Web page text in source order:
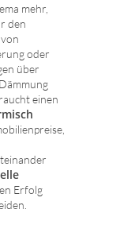
mehr,
den
oder
über
einen
Erfolg